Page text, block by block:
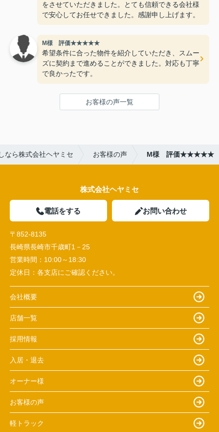
をさせていただきました。とても信頼できる会社様
で安心してお任せできました。感謝申し上げます。
M様 評価★★★★★
希望条件に合った物件を紹介していただき、スムー
ズに契約まで進めることができました。対応も丁寧
で良かったです。
お客様の声一覧
なら株式会社ヘヤミセ お客様の声 M様 評価★★★★★
株式会社ヘヤミセ
電話をする お問い合わせ
〒852-8135
長崎県長崎市千歳町1－25
営業時間： 10:00～18:30
定休日： 各支店にご確認ください。
会社概要
店舗一覧
採用情報
入居・退去
オーナー様
お客様の声
軽トラック